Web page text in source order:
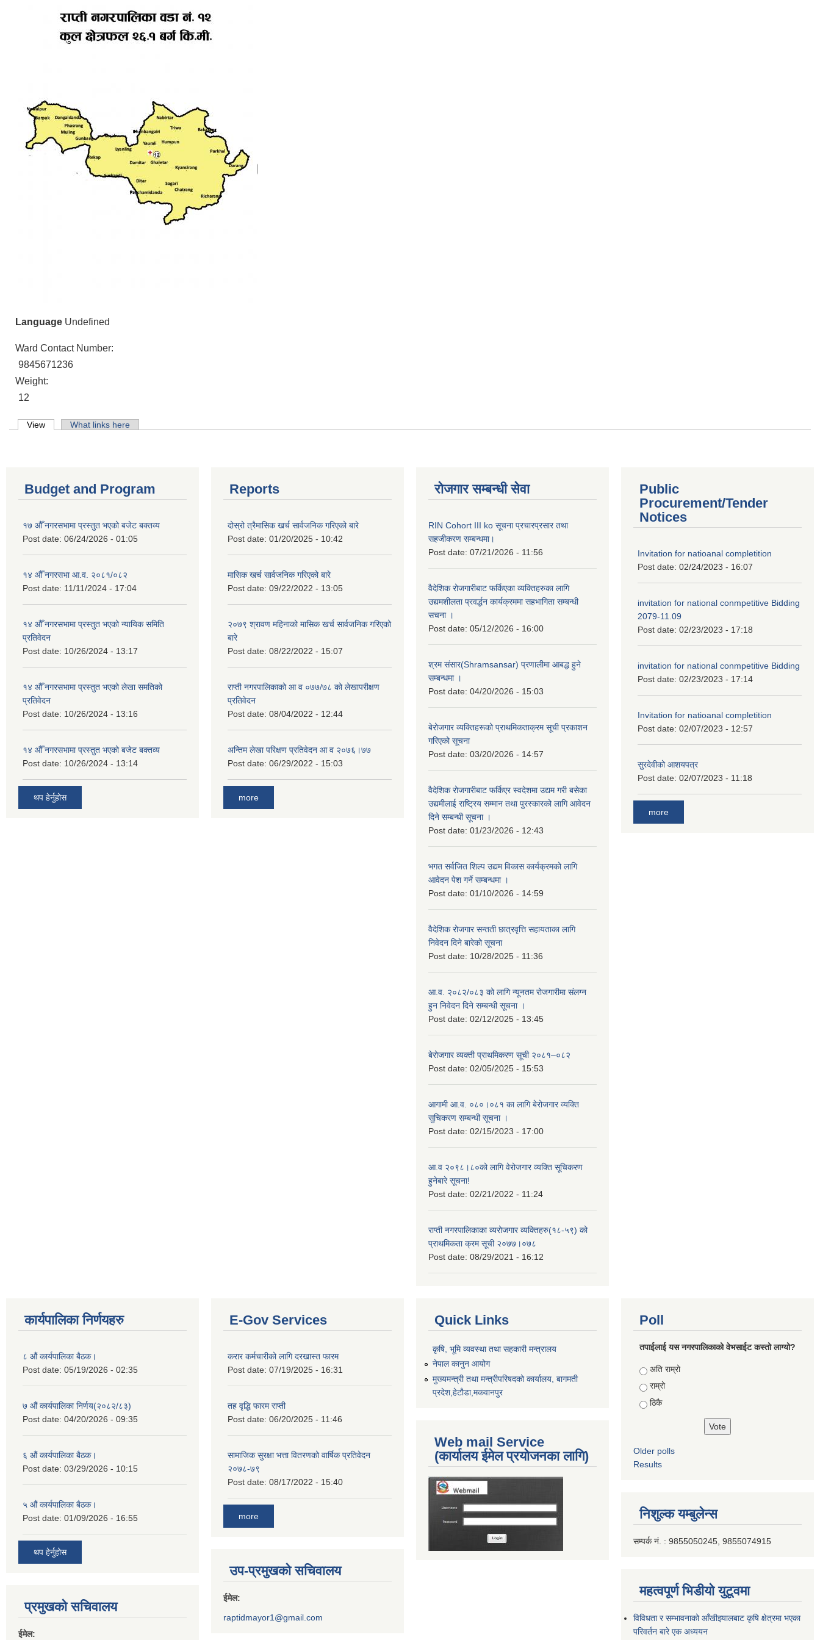
Language Undefined
Ward Contact Number:
9845671236
Weight:
12
Primary tabs
View (active tab)What links here
Budget and Program
१७ औँ नगरसभामा प्रस्तुत भएको बजेट बक्तव्य
Post date: 06/24/2026 - 01:05
१४ औँ नगरसभा आ.व. २०८१/०८२
Post date: 11/11/2024 - 17:04
१४ औँ नगरसभामा प्रस्तुत भएको न्यायिक समिति
प्रतिवेदन
Post date: 10/26/2024 - 13:17
१४ औँ नगरसभामा प्रस्तुत भएको लेखा समतिको
प्रतिवेदन
Post date: 10/26/2024 - 13:16
१४ औँ नगरसभामा प्रस्तुत भएको बजेट बक्तव्य
Post date: 10/26/2024 - 13:14
थप हेर्नुहोस
Reports
दोस्रो त्रैमासिक खर्च सार्वजनिक गरिएको बारे
Post date: 01/20/2025 - 10:42
मासिक खर्च सार्वजनिक गरिएको बारे
Post date: 09/22/2022 - 13:05
२०७९ श्रावण महिनाको मासिक खर्च सार्वजनिक गरिएको
बारे
Post date: 08/22/2022 - 15:07
राप्ती नगरपालिकाको आ व ०७७/७८ को लेखापरीक्षण
प्रतिवेदन
Post date: 08/04/2022 - 12:44
अन्तिम लेखा परिक्षण प्रतिवेदन आ व २०७६।७७
Post date: 06/29/2022 - 15:03
more
रोजगार सम्बन्धी सेवा
RIN Cohort III ko सूचना प्रचारप्रसार तथा
सहजीकरण सम्बन्धमा।
Post date: 07/21/2026 - 11:56
वैदेशिक रोजगारीबाट फर्किएका व्यक्तिहरुका लागि
उद्यमशीलता प्रवर्द्धन कार्यक्रममा सहभागिता सम्बन्धी
सचना ।
Post date: 05/12/2026 - 16:00
श्रम संसार(Shramsansar) प्रणालीमा आबद्ध हुने
सम्बन्धमा ।
Post date: 04/20/2026 - 15:03
बेरोजगार व्यक्तिहरूको प्राथमिकताक्रम सूची प्रकाशन
गरिएको सूचना
Post date: 03/20/2026 - 14:57
वैदेशिक रोजगारीबाट फर्किएर स्वदेशमा उद्यम गरी बसेका
उद्यमीलाई राष्ट्रिय सम्मान तथा पुरस्कारको लागि आवेदन
दिने सम्बन्धी सूचना ।
Post date: 01/23/2026 - 12:43
भगत सर्वजित शिल्प उद्यम विकास कार्यक्रमको लागि
आवेदन पेश गर्ने सम्बन्धमा ।
Post date: 01/10/2026 - 14:59
वैदेशिक रोजगार सन्तती छात्रवृत्ति सहायताका लागि
निवेदन दिने बारेको सूचना
Post date: 10/28/2025 - 11:36
आ.व. २०८२/०८३ को लागि न्यूनतम रोजगारीमा संलग्न
हुन निवेदन दिने सम्बन्धी सूचना ।
Post date: 02/12/2025 - 13:45
बेरोजगार व्यक्ती प्राथमिकरण सूची २०८१–०८२
Post date: 02/05/2025 - 15:53
आगामी आ.व. ०८०।०८१ का लागि बेरोजगार व्यक्ति
सुचिकरण सम्बन्धी सूचना ।
Post date: 02/15/2023 - 17:00
आ.व २०९८।८०को लागि वेरोजगार व्यक्ति सूचिकरण
हुनेबारे सूचना!
Post date: 02/21/2022 - 11:24
राप्ती नगरपालिकाका व्यरोजगार व्यक्तिहरु(१८-५९) को
प्राथमिकता क्रम सूची २०७७।०७८
Post date: 08/29/2021 - 16:12
Public
Procurement/Tender
Notices
Invitation for natioanal completition
Post date: 02/24/2023 - 16:07
invitation for national conmpetitive Bidding
2079-11.09
Post date: 02/23/2023 - 17:18
invitation for national conmpetitive Bidding
Post date: 02/23/2023 - 17:14
Invitation for natioanal completition
Post date: 02/07/2023 - 12:57
सुरदेवीको आशयपत्र
Post date: 02/07/2023 - 11:18
more
कार्यपालिका निर्णयहरु
८ औं कार्यपालिका बैठक।
Post date: 05/19/2026 - 02:35
७ औं कार्यपालिका निर्णय(२०८२/८३)
Post date: 04/20/2026 - 09:35
६ औं कार्यपालिका बैठक।
Post date: 03/29/2026 - 10:15
५ औं कार्यपालिका बैठक।
Post date: 01/09/2026 - 16:55
थप हेर्नुहोस
प्रमुखको सचिवालय
ईमेल:
E-Gov Services
करार कर्मचारीको लागि दरखास्त फारम
Post date: 07/19/2025 - 16:31
तह वृद्धि फारम राप्ती
Post date: 06/20/2025 - 11:46
सामाजिक सुरक्षा भत्ता वितरणको वार्षिक प्रतिवेदन
२०७८-७९
Post date: 08/17/2022 - 15:40
more
उप-प्रमुखको सचिवालय
ईमेल:
raptidmayor1@gmail.com
Quick Links
कृषि, भूमि व्यवस्था तथा सहकारी मन्त्रालय
नेपाल कानुन आयोग
मुख्यमन्त्री तथा मन्त्रीपरिषदको कार्यालय, बागमती
प्रदेश,हेटाैडा,मकवानपुर
Web mail Service
(कार्यालय ईमेल प्रयोजनका लागि)
Poll
तपाईलाई यस नगरपालिकाको वेभसाईट कस्तो लाग्यो?
Choices
अति राम्रो
राम्रो
ठिकै
Older polls
Results
निशुल्क यम्बुलेन्स
सम्पर्क नं. : 9855050245, 9855074915
महत्वपूर्ण भिडीयो युटूवमा
विविधता र सम्भावनाको आँखीझ्यालबाट कृषि क्षेत्रमा भएका
परिवर्तन बारे एक अध्ययन